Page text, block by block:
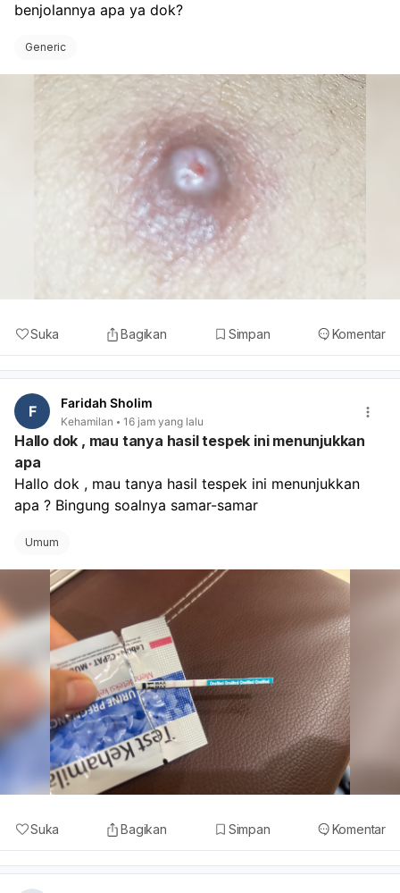
benjolannya apa ya dok?
Generic
Suka Bagikan Simpan Komentar
F Faridah Sholim
Kehamilan 16 jam yang lalu
Hallo dok , mau tanya hasil tespek ini menunjukkan
apa
Hallo dok , mau tanya hasil tespek ini menunjukkan
apa ? Bingung soalnya samar-samar
Umum
Suka Bagikan Simpan Komentar